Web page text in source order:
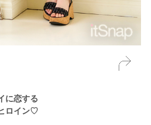
に恋する
ロイン♡